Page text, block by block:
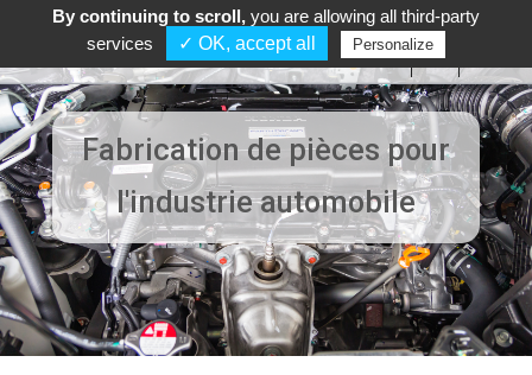
TÉL :+33 4 72 67 13 00
FR EN
Fabrication de pièces pour
l'industrie automobile
By continuing to scroll,you are allowing all third-party
services
✓ OK, accept all Personalize